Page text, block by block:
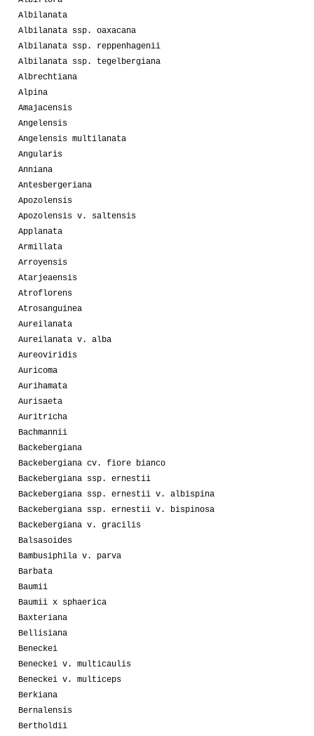
Albilanata
Albilanata ssp. oaxacana
Albilanata ssp. reppenhagenii
Albilanata ssp. tegelbergiana
Albrechtiana
Alpina
Amajacensis
Angelensis
Angelensis multilanata
Angularis
Anniana
Antesbergeriana
Apozolensis
Apozolensis v. saltensis
Applanata
Armillata
Arroyensis
Atarjeaensis
Atroflorens
Atrosanguinea
Aureilanata
Aureilanata v. alba
Aureoviridis
Auricoma
Aurihamata
Aurisaeta
Auritricha
Bachmannii
Backebergiana
Backebergiana cv. fiore bianco
Backebergiana ssp. ernestii
Backebergiana ssp. ernestii v. albispina
Backebergiana ssp. ernestii v. bispinosa
Backebergiana v. gracilis
Balsasoides
Bambusiphila v. parva
Barbata
Baumii
Baumii x sphaerica
Baxteriana
Bellisiana
Beneckei
Beneckei v. multicaulis
Beneckei v. multiceps
Berkiana
Bernalensis
Bertholdii